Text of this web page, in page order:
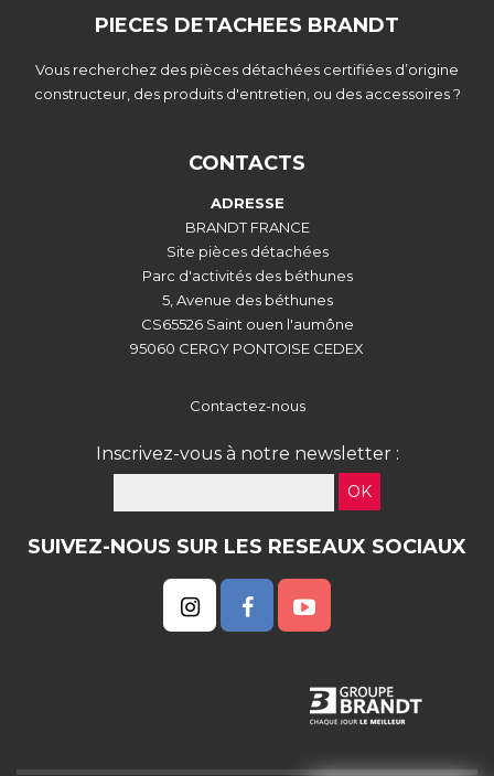
PIECES DETACHEES BRANDT
Vous recherchez des pièces détachées certifiées d’origine
constructeur, des produits d'entretien, ou des accessoires ?
CONTACTS
ADRESSE
BRANDT FRANCE
Site pièces détachées
Parc d'activités des béthunes
5, Avenue des béthunes
CS65526 Saint ouen l'aumône
95060 CERGY PONTOISE CEDEX
Contactez-nous
Inscrivez-vous à notre newsletter :
OK
SUIVEZ-NOUS SUR LES RESEAUX SOCIAUX